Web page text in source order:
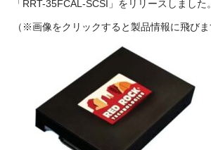
「RRT-35FCAL-SCSI」をリリースしました。
（※画像をクリックすると製品情報に飛びま